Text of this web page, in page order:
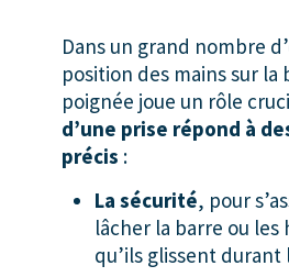
Dans un grand nombre
position des mains sur la
poignée joue un rôle
d’une prise répond à
précis :
La sécurité, pour
lâcher la barre ou les
qu’ils glissent durant